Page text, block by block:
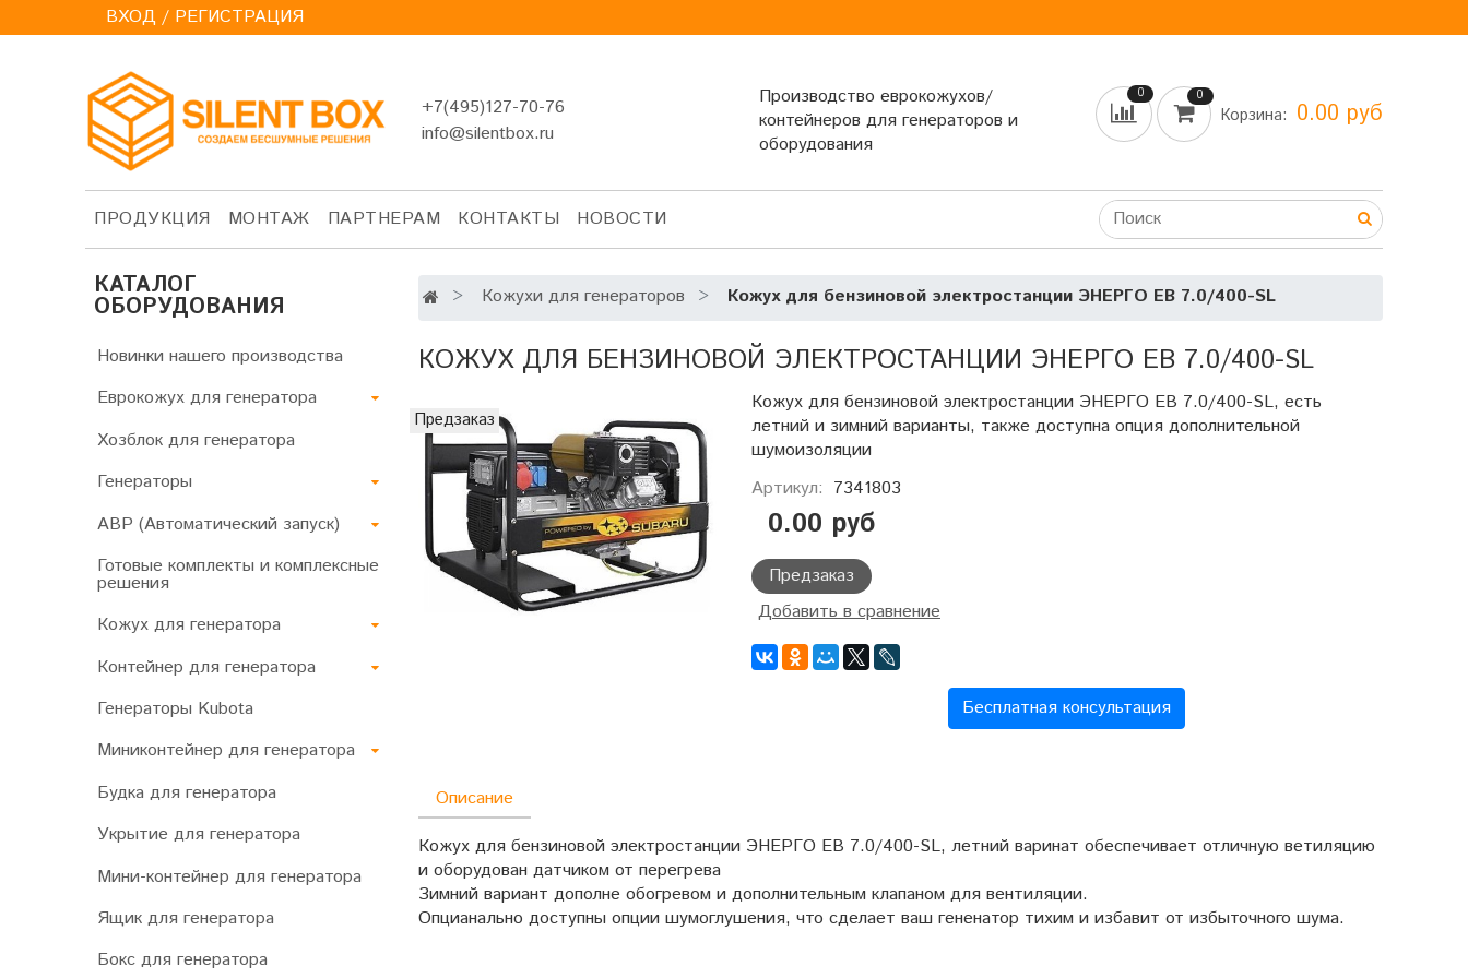
ВХОД / РЕГИСТРАЦИЯ
+7(495)127-70-76
info@silentbox.ru
Производство еврокожухов/
контейнеров для генераторов и
оборудования
0 0
Корзина: 0.00 руб
ПРОДУКЦИЯ МОНТАЖ ПАРТНЕРАМ КОНТАКТЫ НОВОСТИ
Кожухи для генераторов Кожух для бензиновой электростанции ЭНЕРГО EB 7.0/400-SL
КОЖУХ ДЛЯ БЕНЗИНОВОЙ ЭЛЕКТРОСТАНЦИИ ЭНЕРГО EB 7.0/400-SL
Предзаказ
Кожух для бензиновой электростанции ЭНЕРГО EB 7.0/400-SL, есть
летний и зимний варианты, также доступна опция дополнительной
шумоизоляции
Артикул: 7341803
0.00 руб
Предзаказ
Добавить в сравнение
Бесплатная консультация
Описание
Кожух для бензиновой электростанции ЭНЕРГО EB 7.0/400-SL, летний варинат обеспечивает отличную ветиляцию
и оборудован датчиком от перегрева
Зимний вариант дополне обогревом и дополнительным клапаном для вентиляции.
Опцианально доступны опции шумоглушения, что сделает ваш гененатор тихим и избавит от избыточного шума.
КАТАЛОГ
ОБОРУДОВАНИЯ
Новинки нашего производства
Еврокожух для генератора
Хозблок для генератора
Генераторы
АВР (Автоматический запуск)
Готовые комплекты и комплексные
решения
Кожух для генератора
Контейнер для генератора
Генераторы Kubota
Миниконтейнер для генератора
Будка для генератора
Укрытие для генератора
Мини-контейнер для генератора
Ящик для генератора
Бокс для генератора